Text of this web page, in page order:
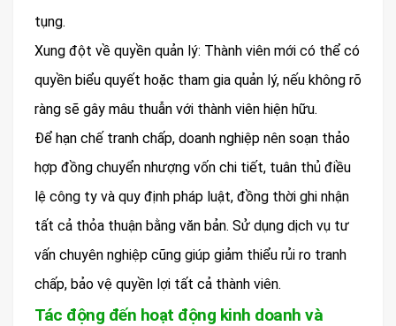
tụng.
Xung đột về quyền quản lý: Thành viên mới có thể có
quyền biểu quyết hoặc tham gia quản lý, nếu không rõ
ràng sẽ gây mâu thuẫn với thành viên hiện hữu.
Để hạn chế tranh chấp, doanh nghiệp nên soạn thảo
hợp đồng chuyển nhượng vốn chi tiết, tuân thủ điều
lệ công ty và quy định pháp luật, đồng thời ghi nhận
tất cả thỏa thuận bằng văn bản. Sử dụng dịch vụ tư
vấn chuyên nghiệp cũng giúp giảm thiểu rủi ro tranh
chấp, bảo vệ quyền lợi tất cả thành viên.
Tác động đến hoạt động kinh doanh và